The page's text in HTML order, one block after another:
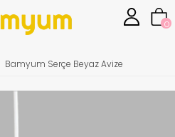
0
Bamyum Serçe Beyaz Avize